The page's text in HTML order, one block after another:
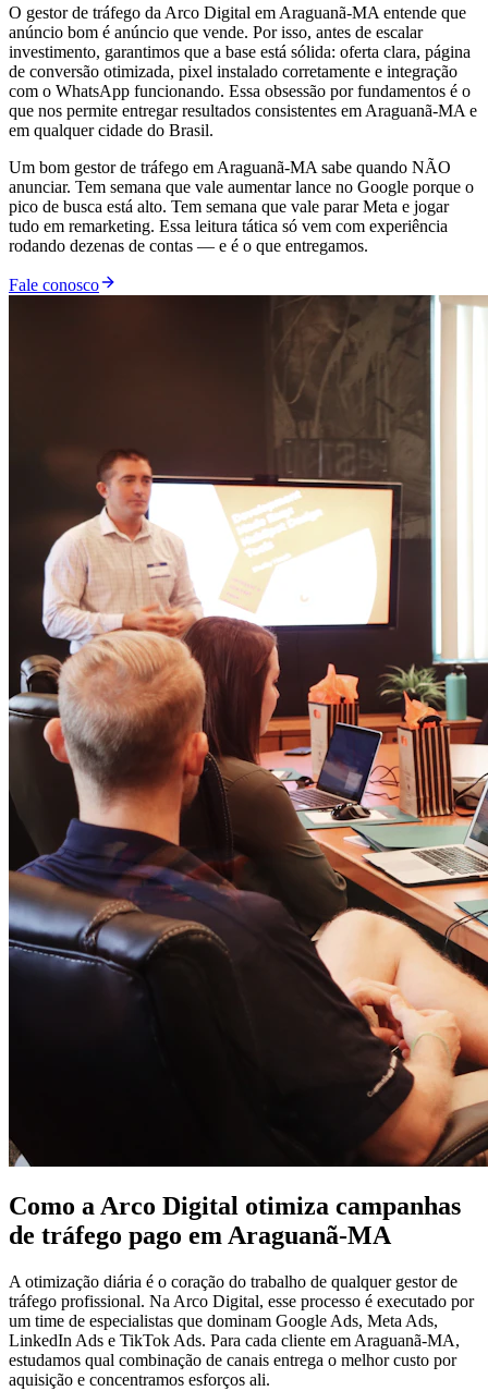
O gestor de tráfego da Arco Digital em Araguanã-MA entende que
anúncio bom é anúncio que vende. Por isso, antes de escalar
investimento, garantimos que a base está sólida: oferta clara, página
de conversão otimizada, pixel instalado corretamente e integração
com o WhatsApp funcionando. Essa obsessão por fundamentos é o
que nos permite entregar resultados consistentes em Araguanã-MA e
em qualquer cidade do Brasil.
Um bom gestor de tráfego em Araguanã-MA sabe quando NÃO
anunciar. Tem semana que vale aumentar lance no Google porque o
pico de busca está alto. Tem semana que vale parar Meta e jogar
tudo em remarketing. Essa leitura tática só vem com experiência
rodando dezenas de contas — e é o que entregamos.
Fale conosco
Como a Arco Digital otimiza campanhas
de tráfego pago em Araguanã-MA
A otimização diária é o coração do trabalho de qualquer gestor de
tráfego profissional. Na Arco Digital, esse processo é executado por
um time de especialistas que dominam Google Ads, Meta Ads,
LinkedIn Ads e TikTok Ads. Para cada cliente em Araguanã-MA,
estudamos qual combinação de canais entrega o melhor custo por
aquisição e concentramos esforços ali.